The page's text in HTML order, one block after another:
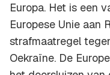
Europa. Het is een
Europese Unie aan
strafmaatregel
Oekraïne. De